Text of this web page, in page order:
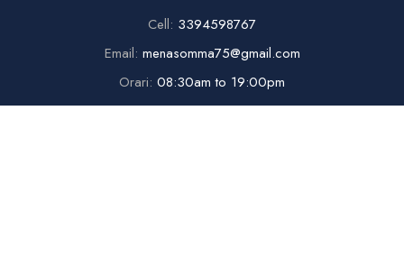
Cell: 3394598767
Email: menasomma75@gmail.com
Orari: 08:30am to 19:00pm